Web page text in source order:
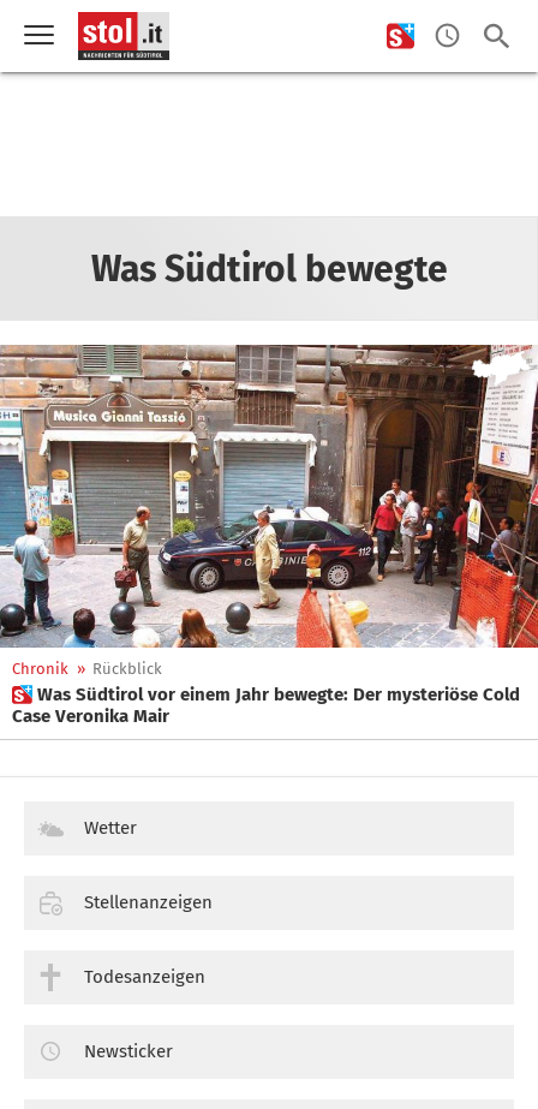
Was Südtirol bewegte
Chronik » Rückblick
 Was Südtirol vor einem Jahr bewegte: Der mysteriöse Cold
Case Veronika Mair
Wetter
Stellenanzeigen
Todesanzeigen
Newsticker